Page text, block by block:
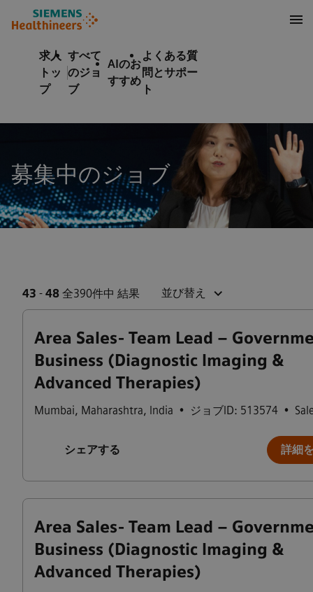
ンツへスキップ
ーへスキップ
求人
トッ
プ
すべて
のジョ
ブ
AIのお
すすめ
よくある質
問とサポー
ト
募集中のジョブ
43 - 48 全390件中 結果 並び替え
Area Sales- Team Lead –
Business (Diagnostic Imaging &
Advanced Therapies)
Mumbai, Maharashtra, India • ジョブID: 513574 •
シェアする 詳細
Area Sales- Team Lead –
Business (Diagnostic Imaging &
Advanced Therapies)